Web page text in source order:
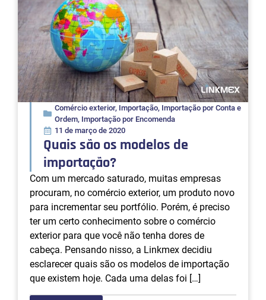
Comércio exterior, Importação, Importação por Conta e
Ordem, Importação por Encomenda
11 de março de 2020
Quais são os modelos de
importação?
Com um mercado saturado, muitas empresas
procuram, no comércio exterior, um produto novo
para incrementar seu portfólio. Porém, é preciso
ter um certo conhecimento sobre o comércio
exterior para que você não tenha dores de
cabeça. Pensando nisso, a Linkmex decidiu
esclarecer quais são os modelos de importação
que existem hoje. Cada uma delas foi […]